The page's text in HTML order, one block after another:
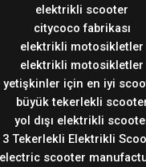
elektrikli scooter
citycoco fabrikası
elektrikli motosikletler
elektrikli motosikletler
yetişkinler için en iyi
büyük tekerlekli
yol dışı elektrikli
3 Tekerlekli Elektrikli
electric scooter